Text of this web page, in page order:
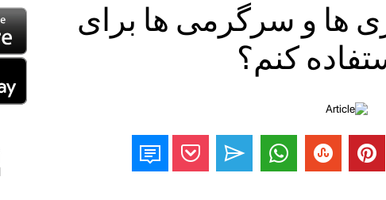
ها و سرگرمی ها برای
کنم؟